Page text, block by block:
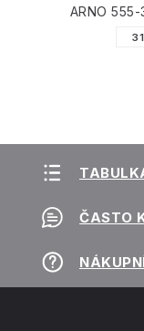
ARNO
31
ČASTO